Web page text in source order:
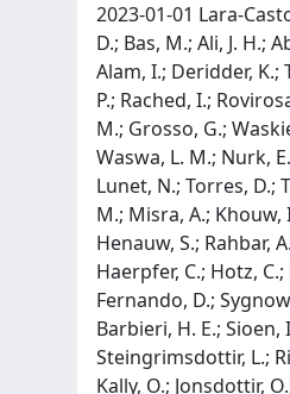
2023-01-01 Lara-
D.; Bas, M.; Ali, J. H.;
Alam, I.; Deridder, K.;
P.; Rached, I.;
M.; Grosso, G.;
Waswa, L. M.; Nurk,
Lunet, N.; Torres, D.;
M.; Misra, A.; Khouw,
Henauw, S.; Rahbar,
Haerpfer, C.; Hotz,
Fernando, D.;
Barbieri, H. E.; Sioen,
Steingrimsdottir, L.;
Kally, O.; Jonsdottir,